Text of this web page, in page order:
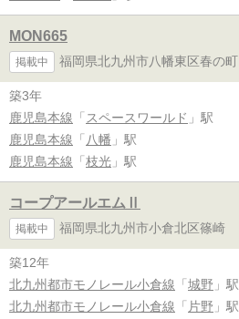
MON665
掲載中 福岡県北九州市八幡東区春の町
築3年
鹿児島本線 「 スペースワールド 」駅
鹿児島本線 「 八幡 」駅
鹿児島本線 「 枝光 」駅
コープアールエムⅡ
掲載中 福岡県北九州市小倉北区篠崎
築12年
北九州都市モノレール小倉線 「 城野 」駅
北九州都市モノレール小倉線 「 片野 」駅